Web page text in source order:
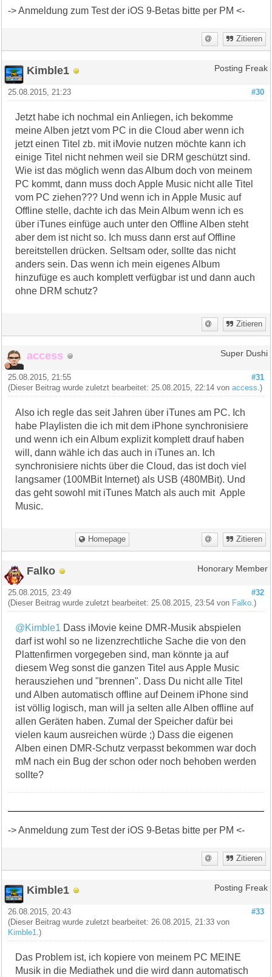
-> Anmeldung zum Test der iOS 9-Betas bitte per PM <-
Zitieren
Kimble1 Posting Freak
#30
25.08.2015, 21:23
Jetzt habe ich nochmal ein Anliegen, ich bekomme
meine Alben jetzt vom PC in die Cloud aber wenn ich
jetzt einen Titel zb. mit iMovie nutzen möchte kann ich
einige Titel nicht nehmen weil sie DRM geschützt sind.
Wie ist das möglich wenn das Album doch von meinem
PC kommt, dann muss doch Apple Music nicht alle Titel
vom PC ziehen??? Und wenn ich in Apple Music auf
Offline stelle, dachte ich das Mein Album wenn ich es
über iTunes einfüge auch unter den Offline Alben steht
aber dem ist nicht so. Ich muss dann erst auf Offline
bereitstellen drücken. Seltsam oder, sollte das nicht
anders sein. Das wenn ich mein eigenes Album
hinzufüge es auch komplett verfügbar ist und dann auch
ohne DRM schutz?
Zitieren
access Super Dushi
#31
25.08.2015, 21:55
(Dieser Beitrag wurde zuletzt bearbeitet: 25.08.2015, 22:14 vonaccess.)
Also ich regle das seit Jahren über iTunes am PC. Ich
habe Playlisten die ich mit dem iPhone synchronisiere
und wenn ich ein Album explizit komplett drauf haben
will, dann wähle ich das auch in iTunes an. Ich
synchronisiere nichts über die Cloud, das ist doch viel
langsamer (100MBit Internet) als USB (480MBit). Und
das geht sowohl mit iTunes Match als auch mit Apple
Music.
Homepage Zitieren
Falko Honorary Member
#32
25.08.2015, 23:49
(Dieser Beitrag wurde zuletzt bearbeitet: 25.08.2015, 23:54 von Falko.)
@Kimble1 Dass iMovie keine DMR-Musik abspielen
darf ist wohl so ne lizenzrechtliche Sache die von den
Plattenfirmen vorgegeben sind, man könnte ja auf
diesem Weg sonst die ganzen Titel aus Apple Music
herausziehen und "brennen". Dass Du nicht alle Titel
und Alben automatisch offline auf Deinem iPhone sind
ist völlig logisch, man will ja selten alle Alben offline auf
allen Geräten haben. Zumal der Speicher dafür bei
vielen kaum ausreichen würde ;) Dass die eigenen
Alben einen DMR-Schutz verpasst bekommen war doch
mM nach ein Bug der schon oder noch behoben werden
sollte?
-> Anmeldung zum Test der iOS 9-Betas bitte per PM <-
Zitieren
Kimble1 Posting Freak
#33
26.08.2015, 20:43
(Dieser Beitrag wurde zuletzt bearbeitet: 26.08.2015, 21:33 von
Kimble1.)
Das Problem ist, ich kopiere von meinem PC MEINE
Musik in die Mediathek und die wird dann automatisch